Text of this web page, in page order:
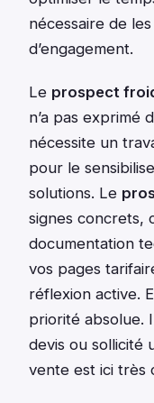
nécessaire de
d’engagement.
Le prospect
n’a pas exprimé
nécessite un
pour le
solutions. Le
signes concrets,
documentation
vos pages
réflexion active.
priorité absolue.
devis ou sollicité
vente est ici très